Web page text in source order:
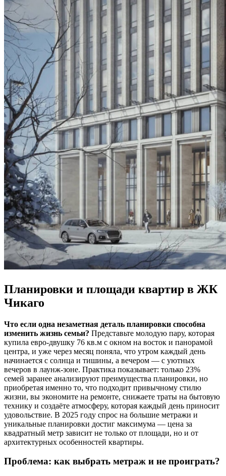
Планировки и площади квартир в ЖК
Чикаго
Что если одна незаметная деталь планировки способна
изменить жизнь семьи? Представьте молодую пару, которая
купила евро-двушку 76 кв.м с окном на восток и панорамой
центра, и уже через месяц поняла, что утром каждый день
начинается с солнца и тишины, а вечером — с уютных
вечеров в лаунж-зоне. Практика показывает: только 23%
семей заранее анализируют преимущества планировки, но
приобретая именно то, что подходит привычному стилю
жизни, вы экономите на ремонте, снижаете траты на бытовую
технику и создаёте атмосферу, которая каждый день приносит
удовольствие. В 2025 году спрос на большие метражи и
уникальные планировки достиг максимума — цена за
квадратный метр зависит не только от площади, но и от
архитектурных особенностей квартиры.
Проблема: как выбрать метраж и не проиграть?